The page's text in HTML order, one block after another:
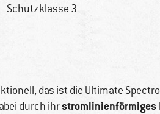
Schutzklasse 3
das ist die Ultimate
durch ihrstromlinienförmiges